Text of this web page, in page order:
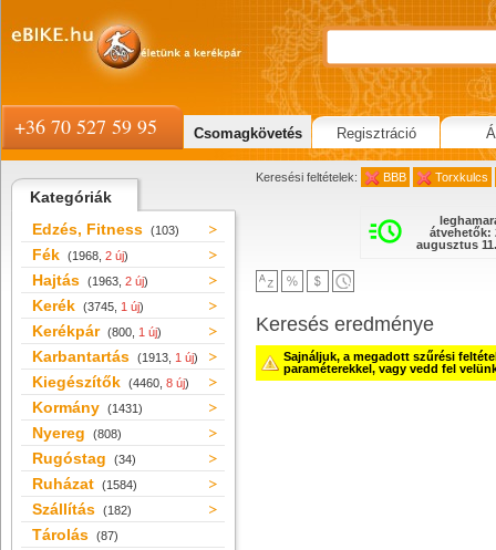
Kategóriák
Edzés, Fitness (103)
Fék (1968, 2 új)
Hajtás (1963, 2 új)
Kerék (3745, 1 új)
Kerékpár (800, 1 új)
Karbantartás (1913, 1 új)
Kiegészítők (4460, 8 új)
Kormány (1431)
Nyereg (808)
Rugóstag (34)
Ruházat (1584)
Szállítás (182)
Tárolás (87)
Keresési feltételek: BBB Torxkulcs
átvehetők:
augusztus
Keresés eredménye
Sajnáljuk, a megadott szűrési
paraméterekkel, vagy vedd fel
+36 70 527 59 95 Csomagkövetés Regisztráció